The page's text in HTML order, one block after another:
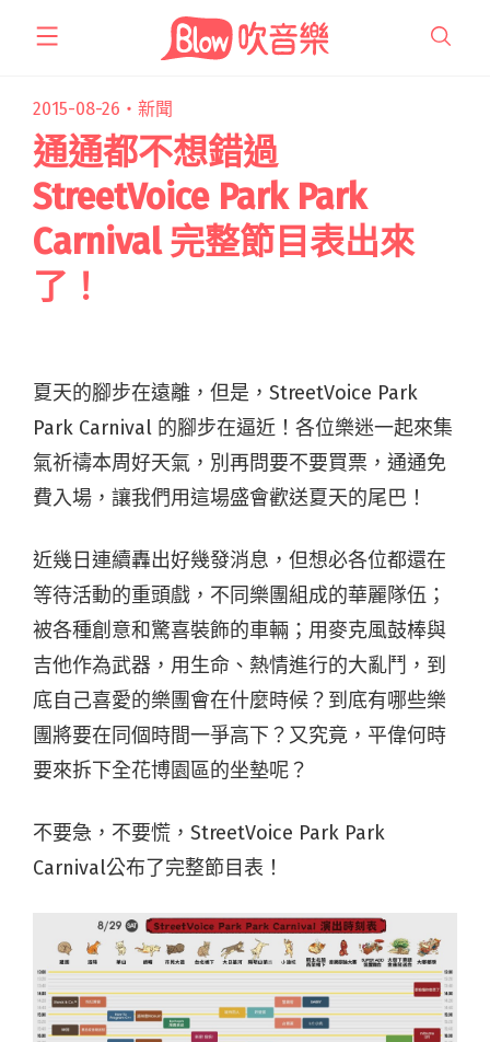
2015-08-26・ 新聞
通通都不想錯過
StreetVoice Park Park
Carnival 完整節目表出來
了！
夏天的腳步在遠離，但是， StreetVoice Park
Park Carnival 的腳步在逼近！各位樂迷一起來集
氣祈禱本周好天氣，別再問要不要買票，通通免
費入場，讓我們用這場盛會歡送夏天的尾巴！
近幾日連續轟出好幾發消息，但想必各位都還在
等待活動的重頭戲，不同樂團組成的華麗隊伍；
被各種創意和驚喜裝飾的車輛；用麥克風鼓棒與
吉他作為武器，用生命、熱情進行的大亂鬥，到
底自己喜愛的樂團會在什麼時候？到底有哪些樂
團將要在同個時間一爭高下？又究竟，平偉何時
要來拆下全花博園區的坐墊呢？
不要急，不要慌， StreetVoice Park Park
Carnival公布了完整節目表！